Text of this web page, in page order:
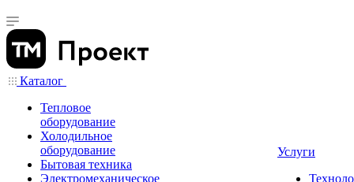
Каталог
Тепловое
оборудование
Холодильное
оборудование
Бытовая техника
Электромеханическое
Услуги